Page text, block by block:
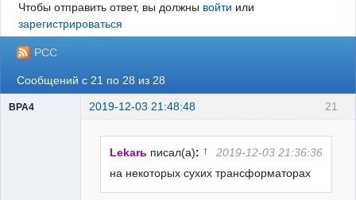
Чтобы отправить ответ, вы должны войти или
зарегистрироваться
РСС
Сообщений с 21 по 28 из 28
21
BPA4 2019-12-03 21:48:48
Lekarь писал(а): ↑
2019-12-03 21:36:36
на некоторых сухих трансформаторах